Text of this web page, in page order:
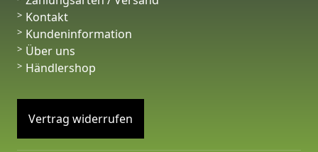
Kontakt
Kundeninformation
Über uns
Händlershop
Vertrag widerrufen